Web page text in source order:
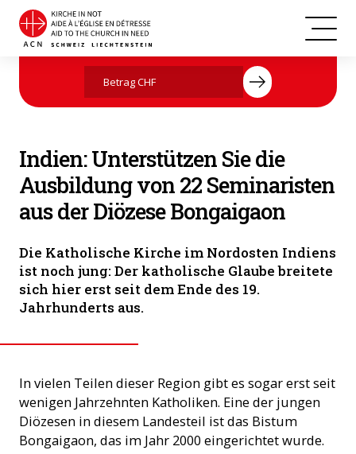
Indien
Jetzt mit Ihrer Spende helfen
Indien: Unterstützen Sie die
Ausbildung von 22 Seminaristen
aus der Diözese Bongaigaon
Die Katholische Kirche im Nordosten Indiens
ist noch jung: Der katholische Glaube breitete
sich hier erst seit dem Ende des 19.
Jahrhunderts aus.
In vielen Teilen dieser Region gibt es sogar erst seit
wenigen Jahrzehnten Katholiken. Eine der jungen
Diözesen in diesem Landesteil ist das Bistum
Bongaigaon, das im Jahr 2000 eingerichtet wurde.